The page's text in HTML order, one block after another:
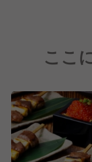
一人ひとり自分
ける雰囲気づく
チームワークを
で、自分自身で
客様にも"しあわ
ここ